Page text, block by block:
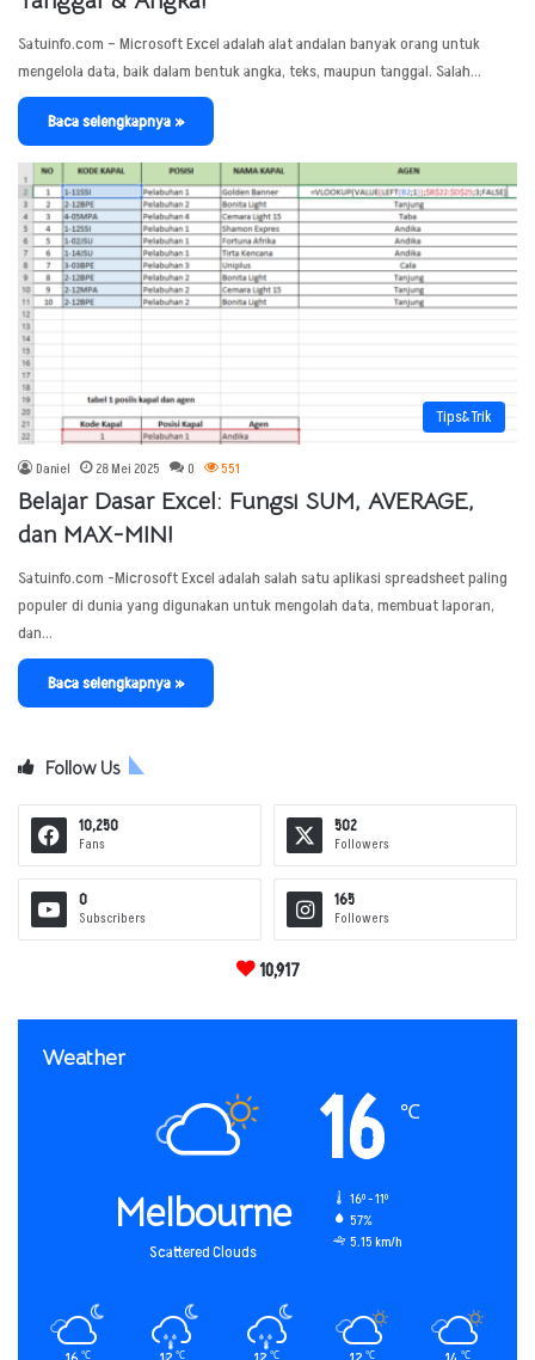
Satuinfo.com – Microsoft Excel adalah alat andalan banyak orang untuk
mengelola data, baik dalam bentuk angka, teks, maupun tanggal. Salah…
Baca selengkapnya »
Tips&Trik
Daniel 28 Mei 2025 0 551
Belajar Dasar Excel: Fungsi SUM, AVERAGE,
dan MAX-MIN!
Satuinfo.com -Microsoft Excel adalah salah satu aplikasi spreadsheet paling
populer di dunia yang digunakan untuk mengolah data, membuat laporan,
dan…
Baca selengkapnya »
Follow Us
10,250
Fans
502
Followers
0
Subscribers
165
Followers
10,917
Weather
Melbourne
Scattered Clouds
16 ℃
16º - 11º
57%
5.15 km/h
℃ ℃ ℃ ℃ ℃